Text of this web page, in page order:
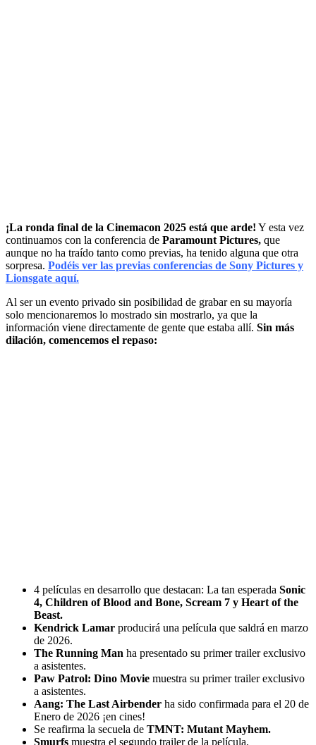
¡La ronda final de la Cinemacon 2025 está que arde! Y esta vez
continuamos con la conferencia de Paramount Pictures, que
aunque no ha traído tanto como previas, ha tenido alguna que otra
sorpresa. Podéis ver las previas conferencias de Sony Pictures y
Lionsgate aquí.
Al ser un evento privado sin posibilidad de grabar en su mayoría
solo mencionaremos lo mostrado sin mostrarlo, ya que la
información viene directamente de gente que estaba allí. Sin más
dilación, comencemos el repaso:
4 películas en desarrollo que destacan: La tan esperada Sonic
4, Children of Blood and Bone, Scream 7 y Heart of the
Beast.
Kendrick Lamar producirá una película que saldrá en marzo
de 2026.
The Running Man ha presentado su primer trailer exclusivo
a asistentes.
Paw Patrol: Dino Movie muestra su primer trailer exclusivo
a asistentes.
Aang: The Last Airbender ha sido confirmada para el 20 de
Enero de 2026 ¡en cines!
Se reafirma la secuela de TMNT: Mutant Mayhem.
Smurfs muestra el segundo trailer de la película,